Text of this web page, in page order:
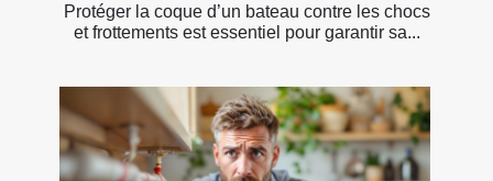
Protéger la coque d’un bateau contre les chocs
et frottements est essentiel pour garantir sa...